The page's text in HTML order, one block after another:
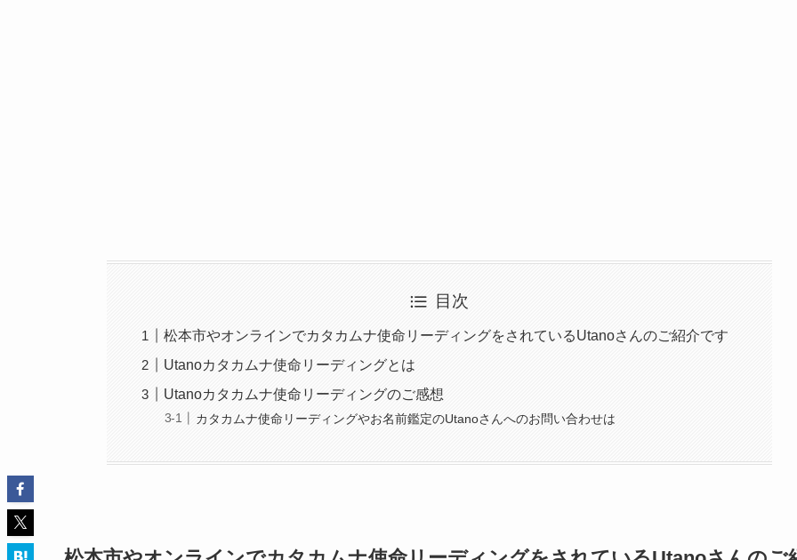
目次
松本市やオンラインでカタカムナ使命リーディングをされているUtanoさんのご紹介です
Utanoカタカムナ使命リーディングとは
Utanoカタカムナ使命リーディングのご感想
カタカムナ使命リーディングやお名前鑑定のUtanoさんへのお問い合わせは